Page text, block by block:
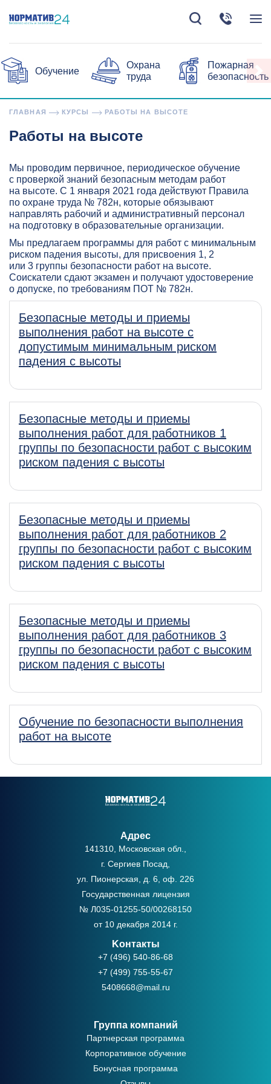
Обучение
Охрана
труда
Пожарная
безопасность
ГЛАВНАЯ КУРСЫ РАБОТЫ НА ВЫСОТЕ
Работы на высоте
Мы проводим первичное, периодическое обучение
с проверкой знаний безопасным методам работ
на высоте. С 1 января 2021 года действуют Правила
по охране труда № 782н, которые обязывают
направлять рабочий и административный персонал
на подготовку в образовательные организации.
Мы предлагаем программы для работ с минимальным
риском падения высоты, для присвоения 1, 2
или 3 группы безопасности работ на высоте.
Соискатели сдают экзамен и получают удостоверение
о допуске, по требованиям ПОТ № 782н.
Безопасные методы и приемы
выполнения работ на высоте с
допустимым минимальным риском
падения с высоты
Безопасные методы и приемы
выполнения работ для работников 1
группы по безопасности работ с высоким
риском падения с высоты
Безопасные методы и приемы
выполнения работ для работников 2
группы по безопасности работ с высоким
риском падения с высоты
Безопасные методы и приемы
выполнения работ для работников 3
группы по безопасности работ с высоким
риском падения с высоты
Обучение по безопасности выполнения
работ на высоте
Адрес
141310, Московская обл.,
г. Сергиев Посад,
ул. Пионерская, д. 6, оф. 226
Государственная лицензия
№ Л035-01255-50/00268150
от 10 декабря 2014 г.
Kонтакты
+7 (496) 540-86-68
+7 (499) 755-55-67
5408668@mail.ru
Группа компаний
Партнерская программа
Корпоративное обучение
Бонусная программа